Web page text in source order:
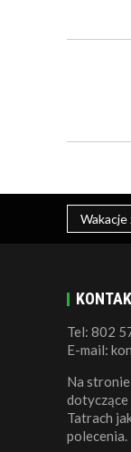
Tel: 802
E-mail:
Na
Tatrach
polecenia.